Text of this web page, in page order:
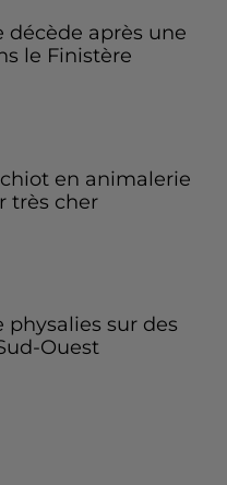
décède après une
le Finistère
en animalerie
très cher
physalies sur des
Ouest